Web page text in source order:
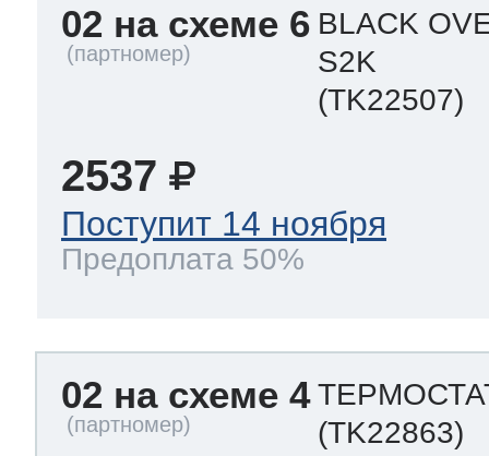
02 на схеме 6 BLACK
S2K
(TK22507)
2537
Поступит 14 ноября
Предоплата 50%
02 на схеме 4
(TK22863)